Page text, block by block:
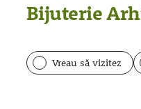
Bijuterie
Vreau să vizitez